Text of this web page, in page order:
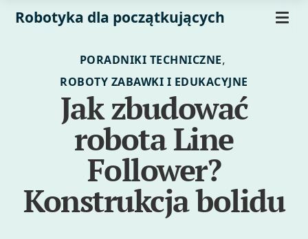
Robotyka dla początkujących
PORADNIKI TECHNICZNE,
ROBOTY ZABAWKI I EDUKACYJNE
Jak zbudować
robota Line
Follower?
Konstrukcja bolidu